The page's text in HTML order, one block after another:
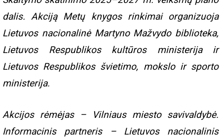
dalis. Akciją Metų knygos rinkimai organizuoja
Lietuvos nacionalinė Martyno Mažvydo biblioteka,
Lietuvos Respublikos kultūros ministerija ir
Lietuvos Respublikos švietimo, mokslo ir sporto
ministerija.
Akcijos rėmėjas – Vilniaus miesto savivaldybė.
Informacinis partneris – Lietuvos nacionalinis